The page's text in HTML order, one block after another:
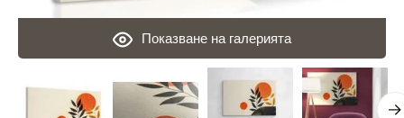
Показване на галерията